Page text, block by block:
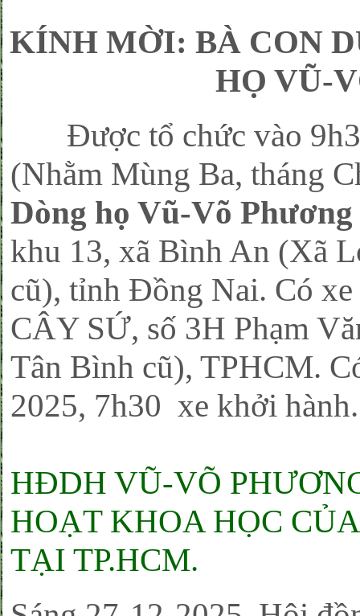
KÍNH MỜI: BÀ CON
HỌ VŨ-
Được tổ chức vào
(Nhằm Mùng Ba, tháng
Dòng họ Vũ-Võ
khu 13, xã Bình An (Xã
cũ), tỉnh Đồng Nai. Có
CÂY SỨ, số 3H Phạm
Tân Bình cũ), TPHCM.
2025, 7h30 xe khởi
HĐDH VŨ-VÕ
HOẠT KHOA HỌC
TẠI TP.HCM.